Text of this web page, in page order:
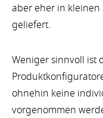
aber eher in
geliefert.
Weniger sinnvoll ist
ohnehin keine
vorgenommen